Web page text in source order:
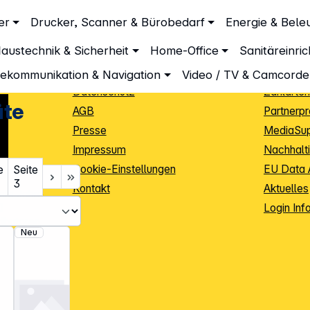
Drucker, Scanner & Bürobedarf Energie &
& Sicherheit Home-Office
& Navigation Video / TV &
Seite
3
Neu
Jahre
Unsere Leistungen
Beratung
Datenschutz
AGB
Presse
Impressum
Cookie-Einstellungen
Kontakt
Info
Zahlarten
EU Data
Aktuelles
Login